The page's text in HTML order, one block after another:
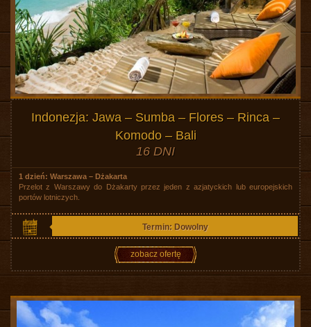
Indonezja: Jawa – Sumba – Flores – Rinca –
Komodo – Bali
16 DNI
1 dzień: Warszawa – Dżakarta
Przelot z Warszawy do Dżakarty przez jeden z azjatyckich lub europejskich
portów lotniczych.
Termin: Dowolny
zobacz ofertę